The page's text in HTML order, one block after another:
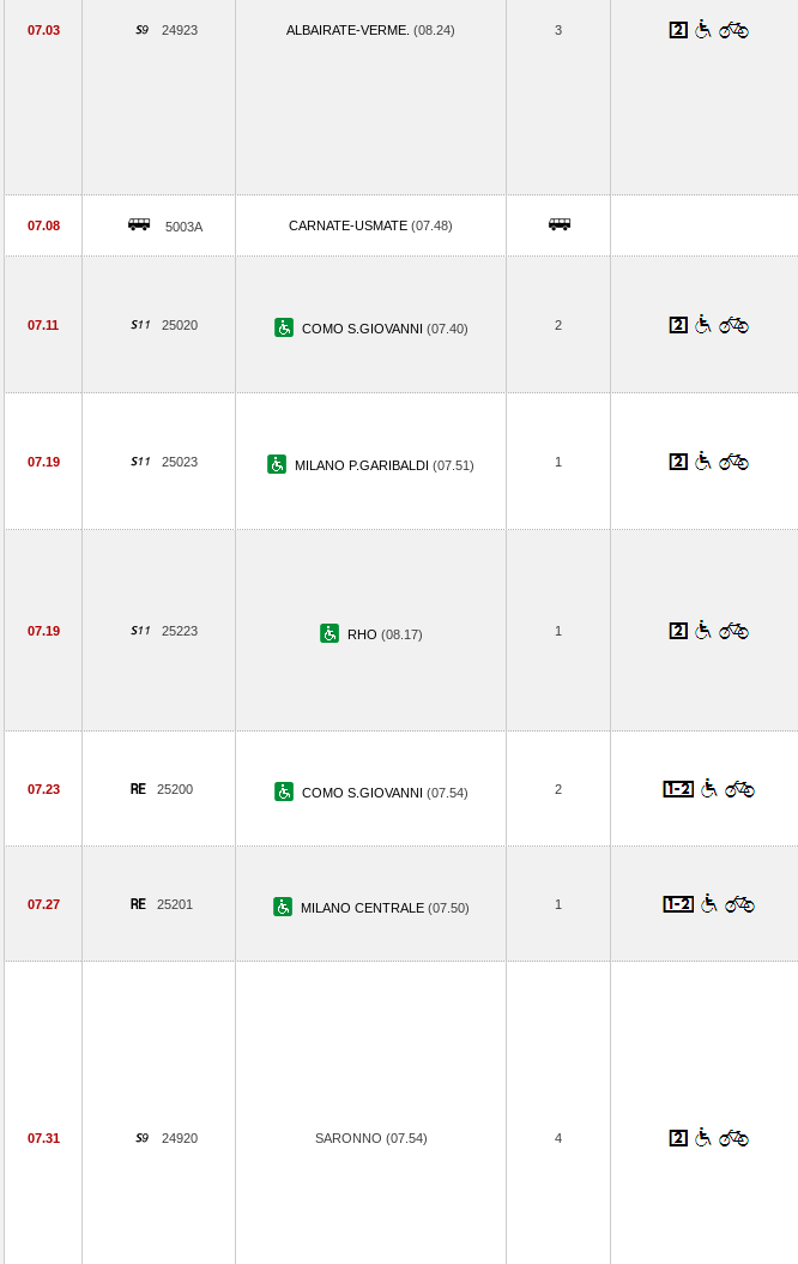
07.03 24923 ALBAIRATE-VERME. (08.24) 3
07.08 5003A CARNATE-USMATE (07.48)
07.11 25020 COMO S.GIOVANNI (07.40) 2
07.19 25023 MILANO P.GARIBALDI (07.51) 1
07.19 25223 RHO (08.17) 1
07.23 25200 COMO S.GIOVANNI (07.54) 2
07.27 25201 MILANO CENTRALE (07.50) 1
07.31 24920 SARONNO (07.54) 4